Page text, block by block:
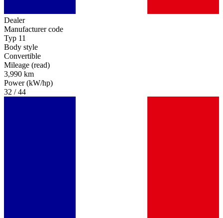
Dealer
Manufacturer code
Typ 11
Body style
Convertible
Mileage (read)
3,990 km
Power (kW/hp)
32 / 44